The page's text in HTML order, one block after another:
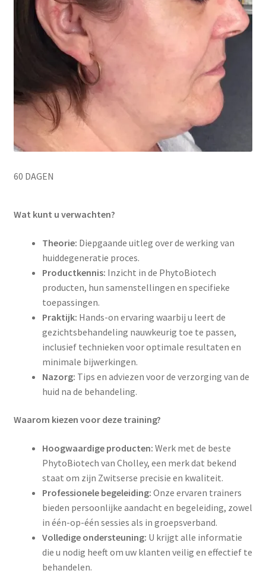
60 DAGEN
Wat kunt u verwachten?
Theorie: Diepgaande uitleg over de werking van
huiddegeneratie proces.
Productkennis: Inzicht in de PhytoBiotech
producten, hun samenstellingen en specifieke
toepassingen.
Praktijk: Hands-on ervaring waarbij u leert de
gezichtsbehandeling nauwkeurig toe te passen,
inclusief technieken voor optimale resultaten en
minimale bijwerkingen.
Nazorg: Tips en adviezen voor de verzorging van de
huid na de behandeling.
Waarom kiezen voor deze training?
Hoogwaardige producten: Werk met de beste
PhytoBiotech van Cholley, een merk dat bekend
staat om zijn Zwitserse precisie en kwaliteit.
Professionele begeleiding: Onze ervaren trainers
bieden persoonlijke aandacht en begeleiding, zowel
in één-op-één sessies als in groepsverband.
Volledige ondersteuning: U krijgt alle informatie
die u nodig heeft om uw klanten veilig en effectief te
behandelen.